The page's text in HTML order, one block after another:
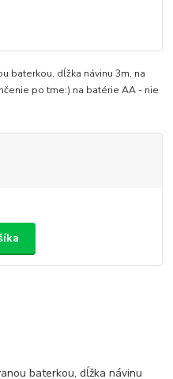
baterkou, dĺžka návinu 3m, na
po tme:) na batérie AA - nie
baterkou, dĺžka návinu